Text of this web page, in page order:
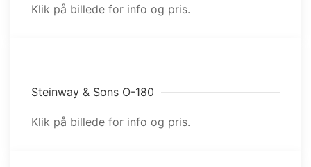
Klik på billede for info og pris.
Steinway & Sons O-180
Klik på billede for info og pris.